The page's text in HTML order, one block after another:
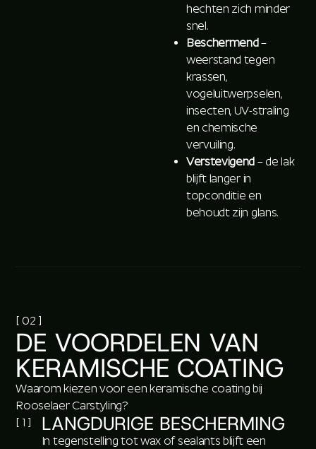
hechten zich minder
snel.
Beschermend –
weerstand tegen
krassen,
vogeluitwerpselen,
insecten, UV-straling
en chemische
vervuiling.
Verstevigend – de lak
blijft langer in
topconditie en
behoudt zijn glans.
[ 02 ]
DE VOORDELEN VAN
KERAMISCHE COATING
Waarom kiezen voor een keramische coating bij
Rooselaer Carstyling?
[ 1 ]
LANGDURIGE BESCHERMING
In tegenstelling tot wax of sealants blijft een